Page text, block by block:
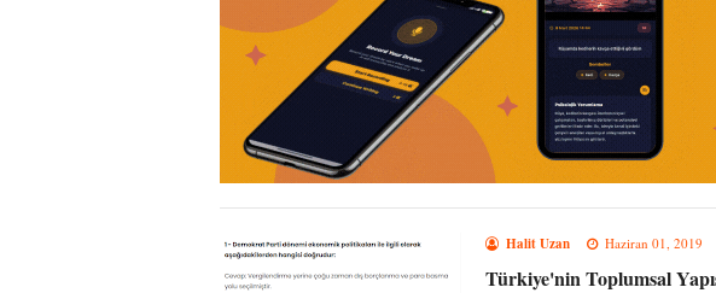
Halit Uzan Haziran 01, 2019
Türkiye'nin Toplumsal